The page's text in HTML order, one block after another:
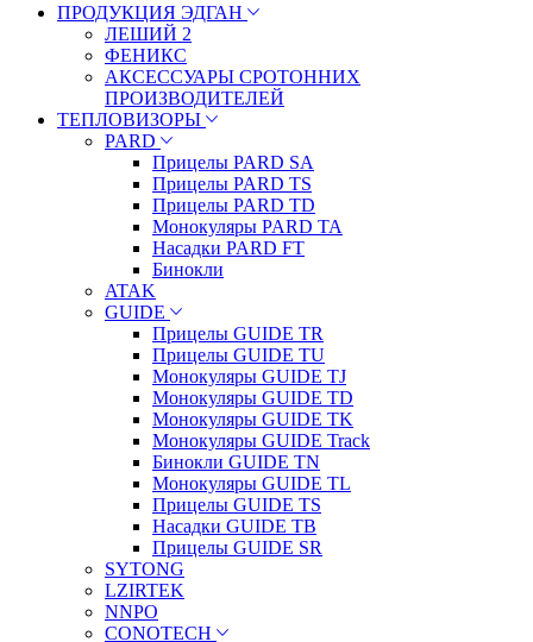
ПРОДУКЦИЯ ЭДГАН
ЛЕШИЙ 2
ФЕНИКС
АКСЕССУАРЫ СРОТОННИХ
ПРОИЗВОДИТЕЛЕЙ
ТЕПЛОВИЗОРЫ
PARD
Прицелы PARD SA
Прицелы PARD TS
Прицелы PARD TD
Монокуляры PARD TA
Насадки PARD FT
Бинокли
ATAK
GUIDE
Прицелы GUIDE TR
Прицелы GUIDE TU
Монокуляры GUIDE TJ
Монокуляры GUIDE TD
Монокуляры GUIDE TK
Монокуляры GUIDE Track
Бинокли GUIDE TN
Монокуляры GUIDE TL
Прицелы GUIDE TS
Насадки GUIDE TB
Прицелы GUIDE SR
SYTONG
LZIRTEK
NNPO
CONOTECH